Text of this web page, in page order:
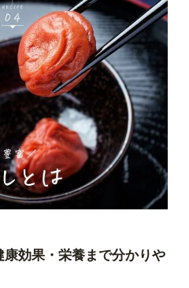
効果・栄養まで分かりや